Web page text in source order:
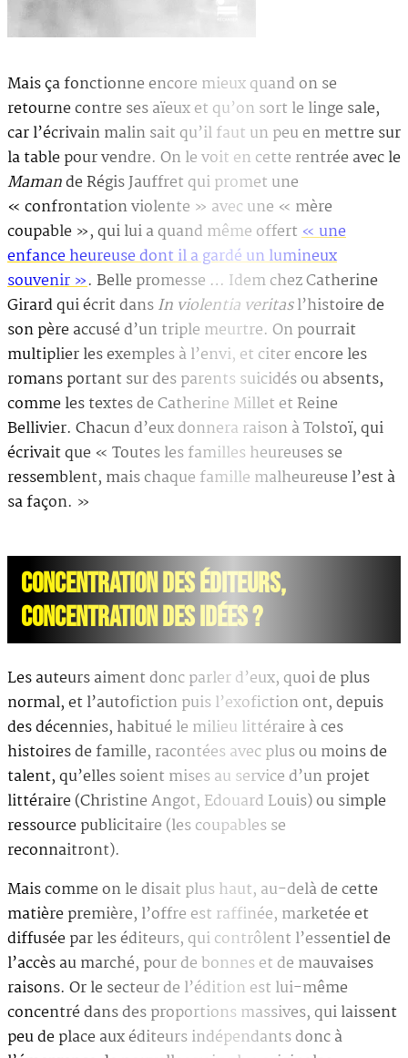
Mais ça fonctionne encore mieux quand on se
retourne contre ses aïeux et qu’on sort le linge sale,
car l’écrivain malin sait qu’il faut un peu en mettre sur
la table pour vendre. On le voit en cette rentrée avec le
Mamande Régis Jauffret qui promet une
« confrontation violente » avec une « mère
coupable », qui lui a quand même offert« une
enfance heureuse dont il a gardé un lumineux
souvenir ». Belle promesse … Idem chez Catherine
Girard qui écrit dansIn violentia veritasl’histoire de
son père accusé d’un triple meurtre. On pourrait
multiplier les exemples à l’envi, et citer encore les
romans portant sur des parents suicidés ou absents,
comme les textes de Catherine Millet et Reine
Bellivier. Chacun d’eux donnera raison à Tolstoï, qui
écrivait que « Toutes les familles heureuses se
ressemblent, mais chaque famille malheureuse l’est à
sa façon. »
CONCENTRATION DES ÉDITEURS,
CONCENTRATION DES IDÉES ?
Les auteurs aiment donc parler d’eux, quoi de plus
normal, et l’autofiction puis l’exofiction ont, depuis
des décennies, habitué le milieu littéraire à ces
histoires de famille, racontées avec plus ou moins de
talent, qu’elles soient mises au service d’un projet
littéraire (Christine Angot, Edouard Louis) ou simple
ressource publicitaire (les coupables se
reconnaitront).
Mais comme on le disait plus haut, au-delà de cette
matière première, l’offre est raffinée, marketée et
diffusée par les éditeurs, qui contrôlent l’essentiel de
l’accès au marché, pour de bonnes et de mauvaises
raisons. Or le secteur de l’édition est lui-même
concentré dans des proportions massives, qui laissent
peu de place aux éditeurs indépendants donc à